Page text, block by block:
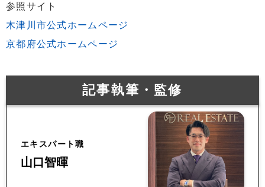
参照サイト
木津川市公式ホームページ
京都府公式ホームページ
記事執筆・監修
エキスパート職
山口智暉